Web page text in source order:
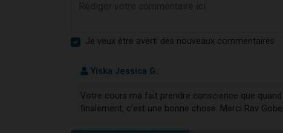
Je veux être averti des nouveaux commentaires
Yiska Jessica G.
Votre cours ma fait prendre conscience que
finalement, c'est une bonne chose. Merci Rav